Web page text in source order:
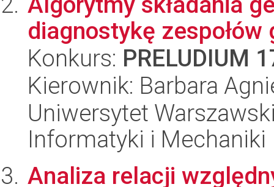
diagnostykę zespołów
Konkurs: PRELUDIUM
Kierownik: Barbara
Uniwersytet
Informatyki i Mechaniki
Analiza relacji